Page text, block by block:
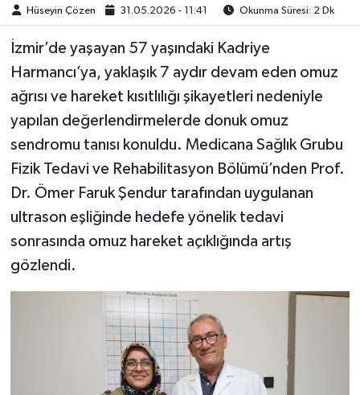
Hüseyin Çözen 31.05.2026 - 11:41 Okunma Süresi: 2 Dk
​​​​​​İzmir’de yaşayan 57 yaşındaki Kadriye
Harmancı’ya, yaklaşık 7 aydır devam eden omuz
ağrısı ve hareket kısıtlılığı şikayetleri nedeniyle
yapılan değerlendirmelerde donuk omuz
sendromu tanısı konuldu. Medicana Sağlık Grubu
Fizik Tedavi ve Rehabilitasyon Bölümü’nden Prof.
Dr. Ömer Faruk Şendur tarafından uygulanan
ultrason eşliğinde hedefe yönelik tedavi
sonrasında omuz hareket açıklığında artış
gözlendi.